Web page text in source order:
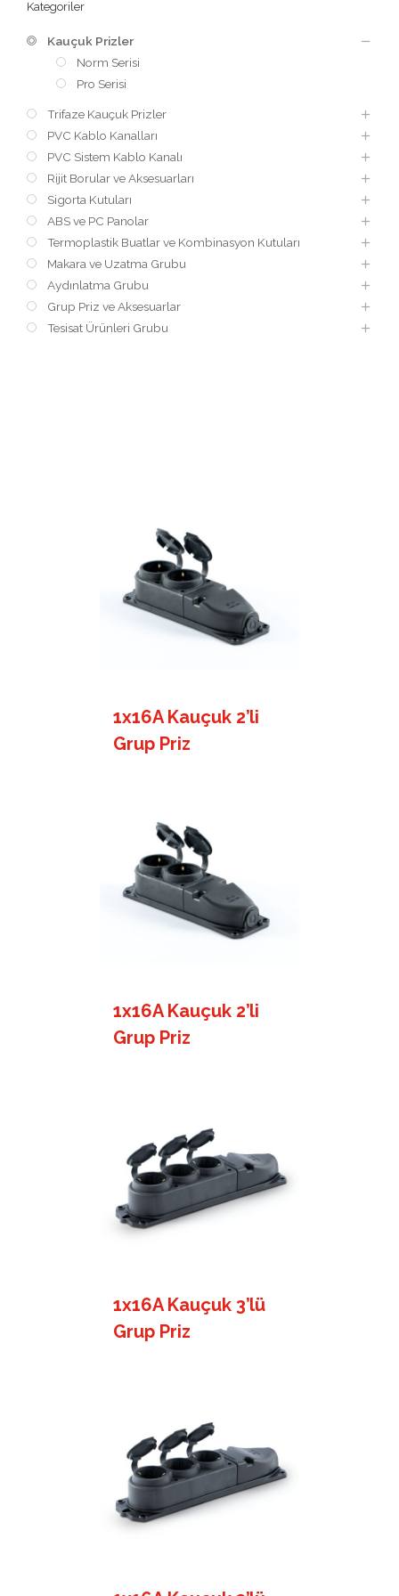
1x16A Kauçuk 2’li
Grup Priz
1x16A Kauçuk 2’li
Grup Priz
1x16A Kauçuk 3’lü
Grup Priz
Kategoriler
Kauçuk Prizler
Norm Serisi
Pro Serisi
Trifaze Kauçuk Prizler
PVC Kablo Kanalları
PVC Sistem Kablo Kanalı
Rijit Borular ve Aksesuarları
Sigorta Kutuları
ABS ve PC Panolar
Termoplastik Buatlar ve Kombinasyon Kutuları
Makara ve Uzatma Grubu
Aydınlatma Grubu
Grup Priz ve Aksesuarlar
Tesisat Ürünleri Grubu